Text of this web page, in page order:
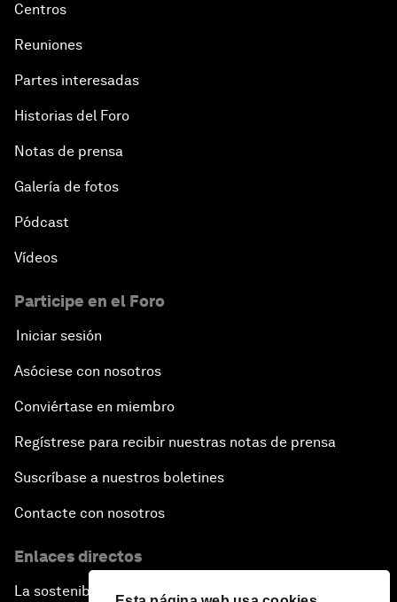
Centros
Reuniones
Partes interesadas
Historias del Foro
Notas de prensa
Galería de fotos
Pódcast
Vídeos
Participe en el Foro
Iniciar sesión
Asóciese con nosotros
Conviértase en miembro
Regístrese para recibir nuestras notas de prensa
Suscríbase a nuestros boletines
Contacte con nosotros
Enlaces directos
La sostenibilidad en el Foro